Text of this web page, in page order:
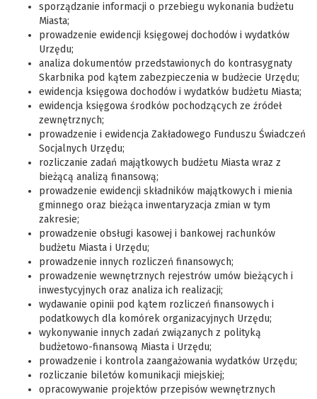
sporządzanie informacji o przebiegu wykonania budżetu
Miasta;
prowadzenie ewidencji księgowej dochodów i wydatków
Urzędu;
analiza dokumentów przedstawionych do kontrasygnaty
Skarbnika pod kątem zabezpieczenia w budżecie Urzędu;
ewidencja księgowa dochodów i wydatków budżetu Miasta;
ewidencja księgowa środków pochodzących ze źródeł
zewnętrznych;
prowadzenie i ewidencja Zakładowego Funduszu Świadczeń
Socjalnych Urzędu;
rozliczanie zadań majątkowych budżetu Miasta wraz z
bieżącą analizą finansową;
prowadzenie ewidencji składników majątkowych i mienia
gminnego oraz bieżąca inwentaryzacja zmian w tym
zakresie;
prowadzenie obsługi kasowej i bankowej rachunków
budżetu Miasta i Urzędu;
prowadzenie innych rozliczeń finansowych;
prowadzenie wewnętrznych rejestrów umów bieżących i
inwestycyjnych oraz analiza ich realizacji;
wydawanie opinii pod kątem rozliczeń finansowych i
podatkowych dla komórek organizacyjnych Urzędu;
wykonywanie innych zadań związanych z polityką
budżetowo-finansową Miasta i Urzędu;
prowadzenie i kontrola zaangażowania wydatków Urzędu;
rozliczanie biletów komunikacji miejskiej;
opracowywanie projektów przepisów wewnętrznych